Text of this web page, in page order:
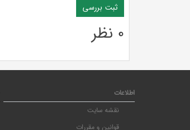
0 نظر
اطلاعات
نقشه سایت
قوانین و مقررات